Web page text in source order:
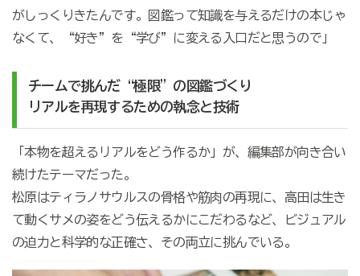
がしっくりきたんです。図鑑って知識を与えるだけの本じゃ
なくて、“好き”を“学び”に変える入口だと思うので」
チームで挑んだ“極限”の図鑑づくり
リアルを再現するための執念と技術
「本物を超えるリアルをどう作るか」が、編集部が向き合い
続けたテーマだった。
松原はティラノサウルスの骨格や筋肉の再現に、高田は生き
て動くサメの姿をどう伝えるかにこだわるなど、ビジュアル
の迫力と科学的な正確さ、その両立に挑んでいる。